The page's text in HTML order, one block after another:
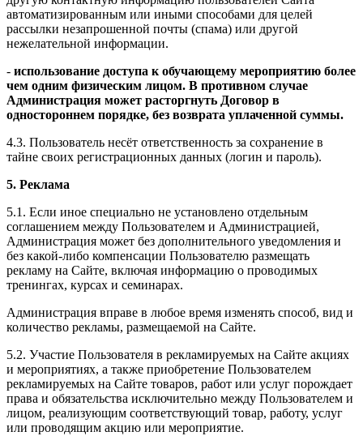
автоматизированным или иными способами для целей
рассылки незапрошенной почты (спама) или другой
нежелательной информации.
- использование доступа к обучающему мероприятию более
чем одним физическим лицом. В противном случае
Администрация может расторгнуть Договор в
одностороннем порядке, без возврата уплаченной суммы.
4.3. Пользователь несёт ответственность за сохранение в
тайне своих регистрационных данных (логин и пароль).
5. Реклама
5.1. Если иное специально не установлено отдельным
соглашением между Пользователем и Администрацией,
Администрация может без дополнительного уведомления и
без какой-либо компенсации Пользователю размещать
рекламу на Сайте, включая информацию о проводимых
тренингах, курсах и семинарах.
Администрация вправе в любое время изменять способ, вид и
количество рекламы, размещаемой на Сайте.
5.2. Участие Пользователя в рекламируемых на Сайте акциях
и мероприятиях, а также приобретение Пользователем
рекламируемых на Сайте товаров, работ или услуг порождает
права и обязательства исключительно между Пользователем и
лицом, реализующим соответствующий товар, работу, услуг
или проводящим акцию или мероприятие.